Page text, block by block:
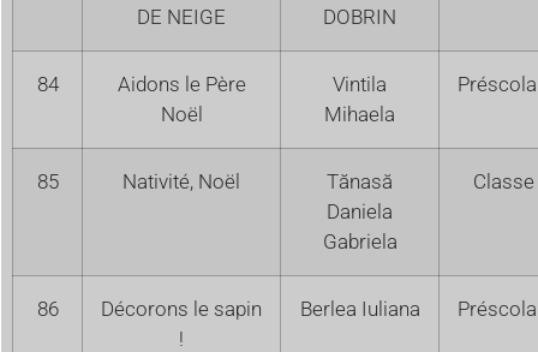
DE NEIGE
DOBRIN
84
Aidons le Père
Noël
Vintila
Mihaela
85 Nativité, Noël
Tănasă
Daniela
Gabriela
Classe
86
Décorons le sapin
!
Berlea Iuliana